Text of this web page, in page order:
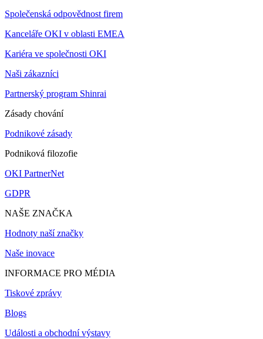
Společenská odpovědnost firem
Kanceláře OKI v oblasti EMEA
Kariéra ve společnosti OKI
Naši zákazníci
Partnerský program Shinrai
Zásady chování
Podnikové zásady
Podniková filozofie
OKI PartnerNet
GDPR
NAŠE ZNAČKA
Hodnoty naší značky
Naše inovace
INFORMACE PRO MÉDIA
Tiskové zprávy
Blogs
Události a obchodní výstavy